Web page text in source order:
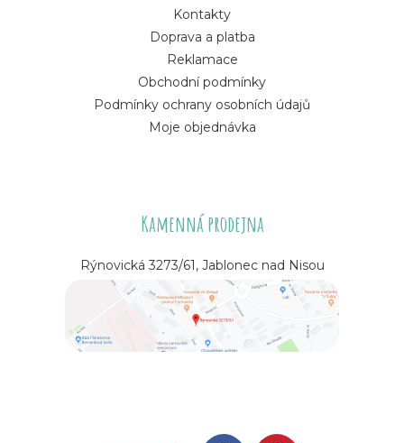
Kontakty
Doprava a platba
Reklamace
Obchodní podmínky
Podmínky ochrany osobních údajů
Moje objednávka
Kamenná prodejna
Rýnovická 3273/61, Jablonec nad Nisou